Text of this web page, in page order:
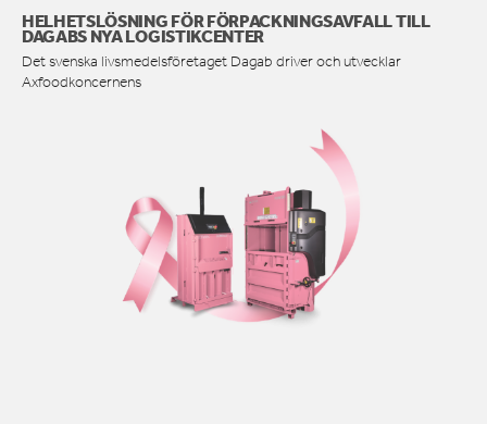
HELHETSLÖSNING FÖR FÖRPACKNINGSAVFALL TILL
DAGABS NYA LOGISTIKCENTER
Det svenska livsmedelsföretaget Dagab driver och utvecklar
Axfoodkoncernens